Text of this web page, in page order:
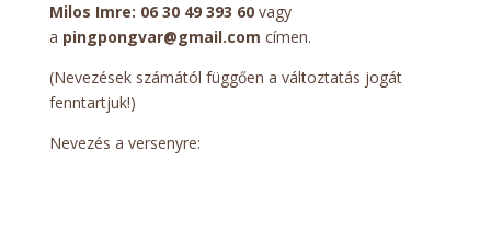
Milos Imre: 06 30 49 393 60vagy
a pingpongvar@gmail.com címen.
(Nevezések számától függően a változtatás jogát
fenntartjuk!)
Nevezés a versenyre: